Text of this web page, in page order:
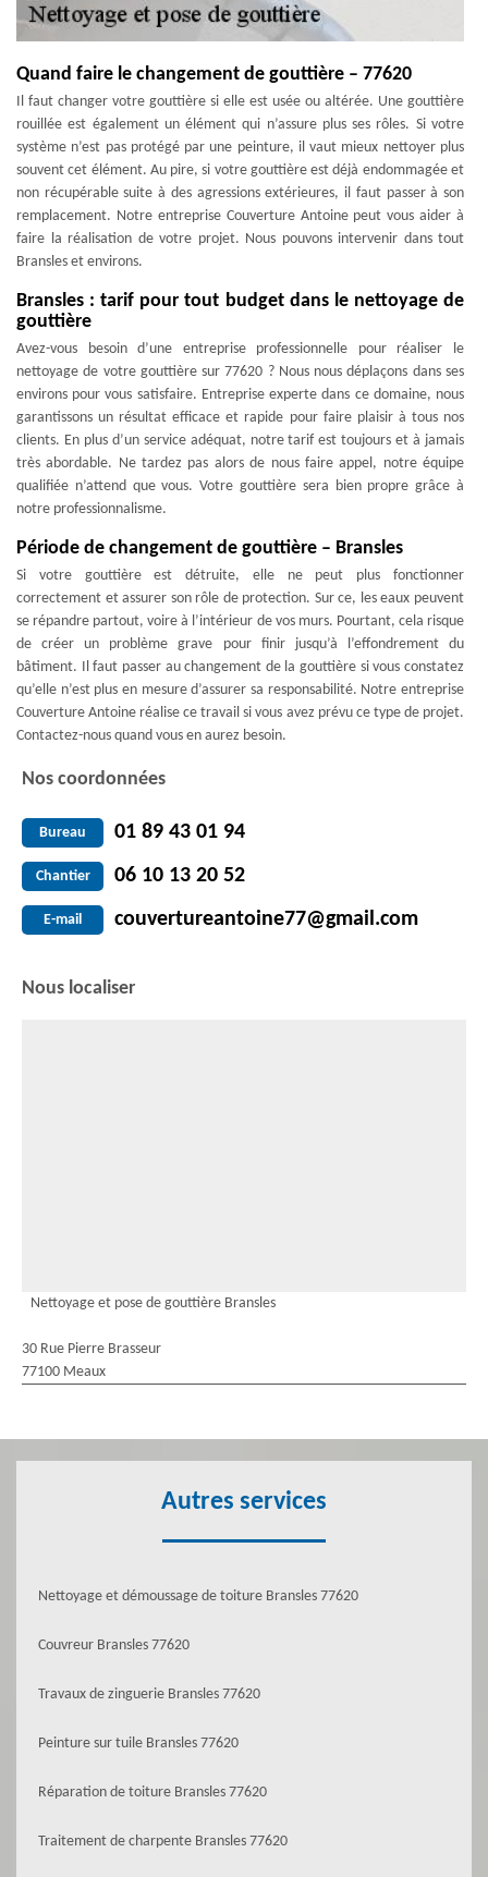
Quand faire le changement de gouttière – 77620
Il faut changer votre gouttière si elle est usée ou altérée. Une gouttière
rouillée est également un élément qui n’assure plus ses rôles. Si votre
système n’est pas protégé par une peinture, il vaut mieux nettoyer plus
souvent cet élément. Au pire, si votre gouttière est déjà endommagée et
non récupérable suite à des agressions extérieures, il faut passer à son
remplacement. Notre entreprise Couverture Antoine peut vous aider à
faire la réalisation de votre projet. Nous pouvons intervenir dans tout
Bransles et environs.
Bransles : tarif pour tout budget dans le nettoyage de
gouttière
Avez-vous besoin d’une entreprise professionnelle pour réaliser le
nettoyage de votre gouttière sur 77620 ? Nous nous déplaçons dans ses
environs pour vous satisfaire. Entreprise experte dans ce domaine, nous
garantissons un résultat efficace et rapide pour faire plaisir à tous nos
clients. En plus d’un service adéquat, notre tarif est toujours et à jamais
très abordable. Ne tardez pas alors de nous faire appel, notre équipe
qualifiée n’attend que vous. Votre gouttière sera bien propre grâce à
notre professionnalisme.
Période de changement de gouttière – Bransles
Si votre gouttière est détruite, elle ne peut plus fonctionner
correctement et assurer son rôle de protection. Sur ce, les eaux peuvent
se répandre partout, voire à l’intérieur de vos murs. Pourtant, cela risque
de créer un problème grave pour finir jusqu’à l’effondrement du
bâtiment. Il faut passer au changement de la gouttière si vous constatez
qu’elle n’est plus en mesure d’assurer sa responsabilité. Notre entreprise
Couverture Antoine réalise ce travail si vous avez prévu ce type de projet.
Contactez-nous quand vous en aurez besoin.
Nos coordonnées
Bureau 01 89 43 01 94
Chantier 06 10 13 20 52
E-mail couvertureantoine77@gmail.com
Nous localiser
Nettoyage et pose de gouttière Bransles
30 Rue Pierre Brasseur
77100 Meaux
Autres services
Nettoyage et démoussage de toiture Bransles 77620
Couvreur Bransles 77620
Travaux de zinguerie Bransles 77620
Peinture sur tuile Bransles 77620
Réparation de toiture Bransles 77620
Traitement de charpente Bransles 77620